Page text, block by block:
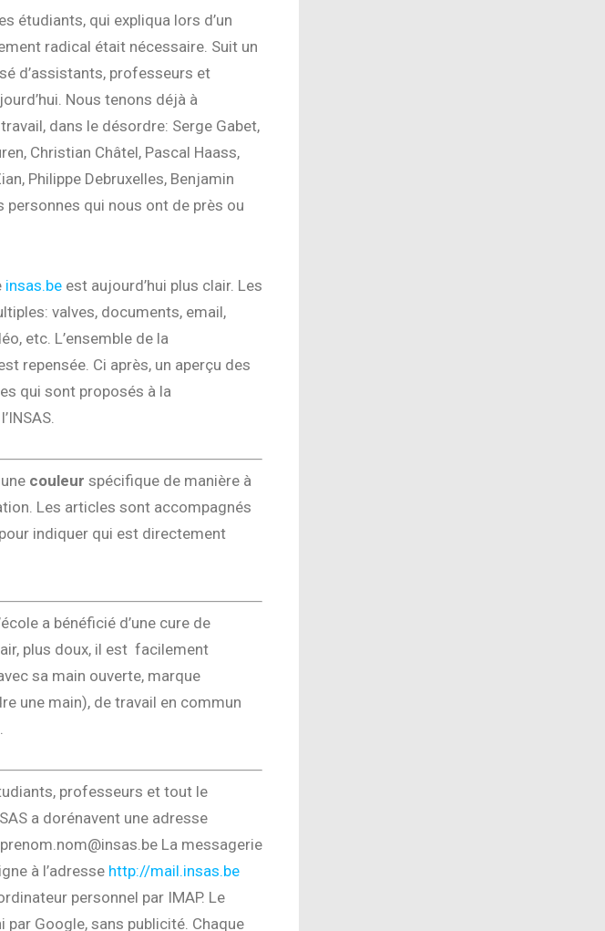
étudiants, qui expliqua lors d’un
radical était nécessaire. Suit un
d’assistants, professeurs et
Nous tenons déjà à
dans le désordre: Serge Gabet,
Christian Châtel, Pascal Haass,
Philippe Debruxelles, Benjamin
personnes qui nous ont de près ou
insas.beest aujourd’hui plus clair. Les
valves, documents, email,
etc. L’ensemble de la
repensée. Ci après, un aperçu des
qui sont proposés à la
couleur spécifique de manière à
Les articles sont accompagnés
indiquer qui est directement
a bénéficié d’une cure de
plus doux, il est facilement
sa main ouverte, marque
une main), de travail en commun
professeurs et tout le
a dorénavent une adresse
La messagerie
à l’adresse http://mail.insas.be
personnel par IMAP. Le
Google, sans publicité. Chaque